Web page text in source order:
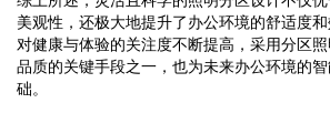
美观性，还极大地提升了办公环境的舒适度
对健康与体验的关注度不断提高，采用分区
品质的关键手段之一，也为未来办公环境的
础。